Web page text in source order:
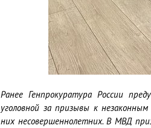
Ранее Генпрокуратура России
уголовной за призывы к
них несовершеннолетних. В МВД